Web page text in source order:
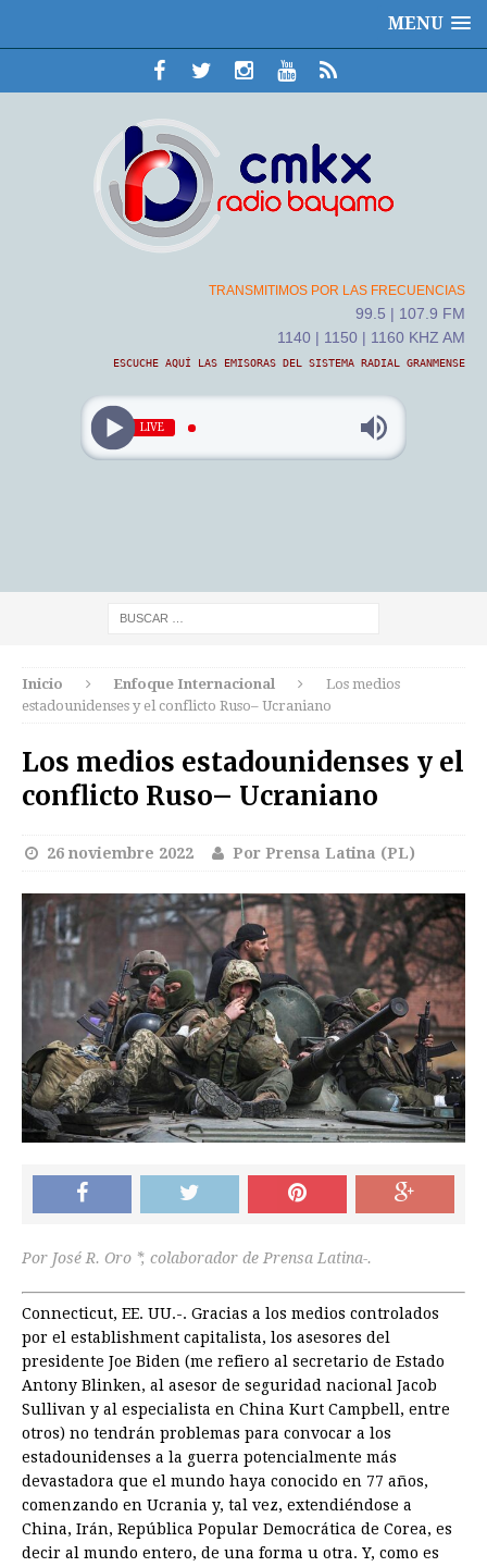
MENU
TRANSMITIMOS POR LAS FRECUENCIAS
99.5 | 107.9 FM
1140 | 1150 | 1160 KHZ AM
ESCUCHE AQUÍ LAS EMISORAS DEL SISTEMA RADIAL GRANMENSE
LIVE
Inicio Enfoque Internacional
Los medios
estadounidenses y el conflicto Ruso– Ucraniano
Los medios estadounidenses y el
conflicto Ruso– Ucraniano
26 noviembre 2022 Por Prensa Latina (PL)
Por José R. Oro *, colaborador de Prensa Latina-.
Connecticut, EE. UU.-. Gracias a los medios controlados
por el establishment capitalista, los asesores del
presidente Joe Biden (me refiero al secretario de Estado
Antony Blinken, al asesor de seguridad nacional Jacob
Sullivan y al especialista en China Kurt Campbell, entre
otros) no tendrán problemas para convocar a los
estadounidenses a la guerra potencialmente más
devastadora que el mundo haya conocido en 77 años,
comenzando en Ucrania y, tal vez, extendiéndose a
China, Irán, República Popular Democrática de Corea, es
decir al mundo entero, de una forma u otra. Y, como es